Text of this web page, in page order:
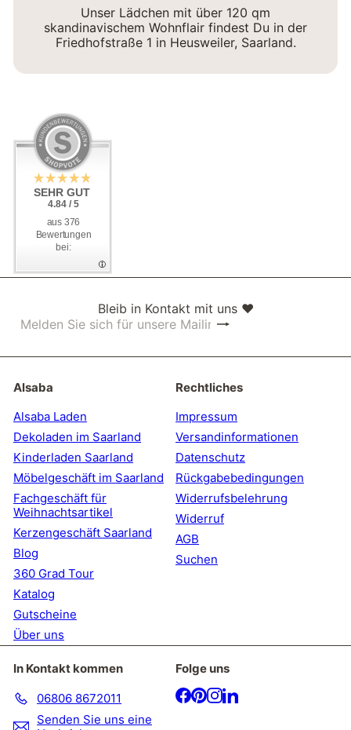
Unser Lädchen mit über 120 qm
skandinavischem Wohnflair findest Du in der
Friedhofstraße 1 in Heusweiler, Saarland.
SEHR GUT
4.84 / 5
aus 376
Bewertungen
bei:
SEHR GUT
4.84 / 5
aus 376
Bewertungen
bei:
Bleib in Kontakt mit uns ❤
Abonnieren
Melden
unsere
Mailingliste
an
Alsaba
Alsaba Laden
Dekoladen im Saarland
Kinderladen Saarland
Möbelgeschäft im Saarland
Fachgeschäft für
Weihnachtsartikel
Kerzengeschäft Saarland
Blog
360 Grad Tour
Katalog
Gutscheine
Über uns
Rechtliches
Impressum
Versandinformationen
Datenschutz
Rückgabebedingungen
Widerrufsbelehrung
Widerruf
AGB
Suchen
In Kontakt kommen
06806 8672011
Senden Sie uns eine
Folge uns
Facebook
Pinterest
Instagram
LinkedIn